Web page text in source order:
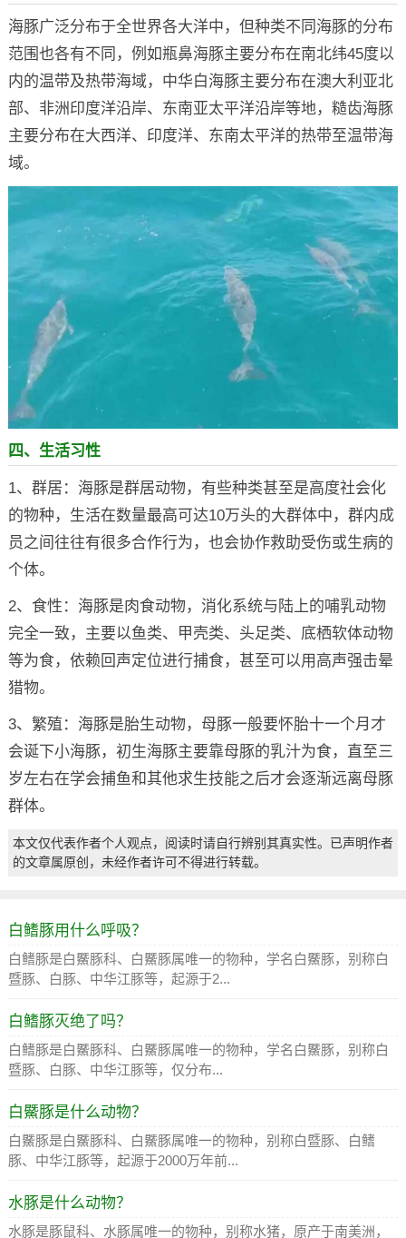
海豚广泛分布于全世界各大洋中，但种类不同海豚的分布
范围也各有不同，例如瓶鼻海豚主要分布在南北纬45度以
内的温带及热带海域，中华白海豚主要分布在澳大利亚北
部、非洲印度洋沿岸、东南亚太平洋沿岸等地，糙齿海豚
主要分布在大西洋、印度洋、东南太平洋的热带至温带海
域。
四、生活习性
1、群居：海豚是群居动物，有些种类甚至是高度社会化
的物种，生活在数量最高可达10万头的大群体中，群内成
员之间往往有很多合作行为，也会协作救助受伤或生病的
个体。
2、食性：海豚是肉食动物，消化系统与陆上的哺乳动物
完全一致，主要以鱼类、甲壳类、头足类、底栖软体动物
等为食，依赖回声定位进行捕食，甚至可以用高声强击晕
猎物。
3、繁殖：海豚是胎生动物，母豚一般要怀胎十一个月才
会诞下小海豚，初生海豚主要靠母豚的乳汁为食，直至三
岁左右在学会捕鱼和其他求生技能之后才会逐渐远离母豚
群体。
本文仅代表作者个人观点，阅读时请自行辨别其真实性。已声明作者
的文章属原创，未经作者许可不得进行转载。
白鳍豚用什么呼吸？
白鳍豚是白鱀豚科、白鱀豚属唯一的物种，学名白鱀豚，别称白
暨豚、白豚、中华江豚等，起源于2...
白鳍豚灭绝了吗？
白鳍豚是白鱀豚科、白鱀豚属唯一的物种，学名白鱀豚，别称白
暨豚、白豚、中华江豚等，仅分布...
白鱀豚是什么动物？
白鱀豚是白鱀豚科、白鱀豚属唯一的物种，别称白暨豚、白鳍
豚、中华江豚等，起源于2000万年前...
水豚是什么动物？
水豚是豚鼠科、水豚属唯一的物种，别称水猪，原产于南美洲，